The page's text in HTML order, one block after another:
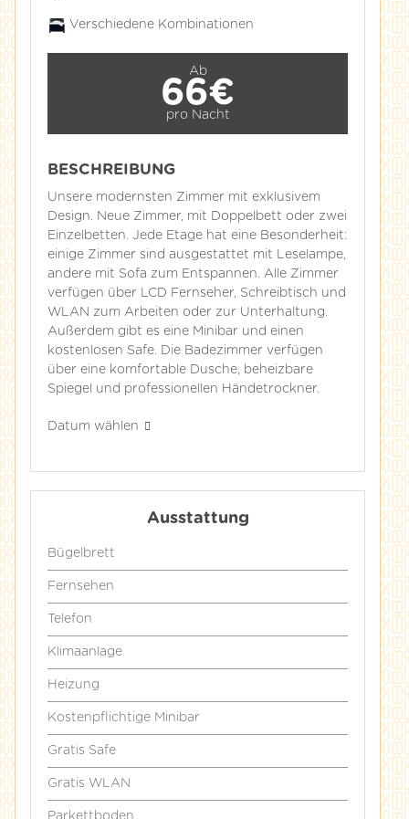
Verschiedene Kombinationen
Ab
66€
pro Nacht
BESCHREIBUNG
Unsere modernsten Zimmer mit exklusivem
Design. Neue Zimmer, mit Doppelbett oder zwei
Einzelbetten. Jede Etage hat eine Besonderheit:
einige Zimmer sind ausgestattet mit Leselampe,
andere mit Sofa zum Entspannen. Alle Zimmer
verfügen über LCD Fernseher, Schreibtisch und
WLAN zum Arbeiten oder zur Unterhaltung.
Außerdem gibt es eine Minibar und einen
kostenlosen Safe. Die Badezimmer verfügen
über eine komfortable Dusche, beheizbare
Spiegel und professionellen Händetrockner.
Datum wählen
Ausstattung
Bügelbrett
Fernsehen
Telefon
Klimaanlage
Heizung
Kostenpflichtige Minibar
Gratis Safe
Gratis WLAN